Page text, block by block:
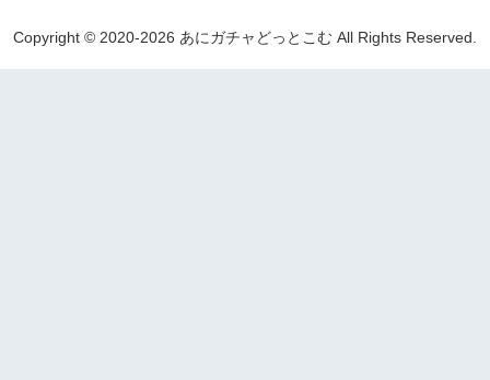
Copyright © 2020-2026 あにガチャどっとこむ All Rights Reserved.